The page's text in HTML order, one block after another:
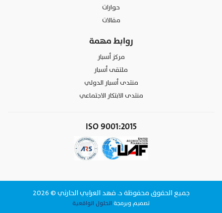
حوارات
مقالات
روابط مهمة
مركز أسبار
ملتقى أسبار
منتدى أسبار الدولي
منتدى الابتكار الاجتماعي
ISO 9001:2015
جميع الحقوق محفوظة د. فهد العرابي الحارثي © 2026
تصميم وبرمجة الحلول الواقعية